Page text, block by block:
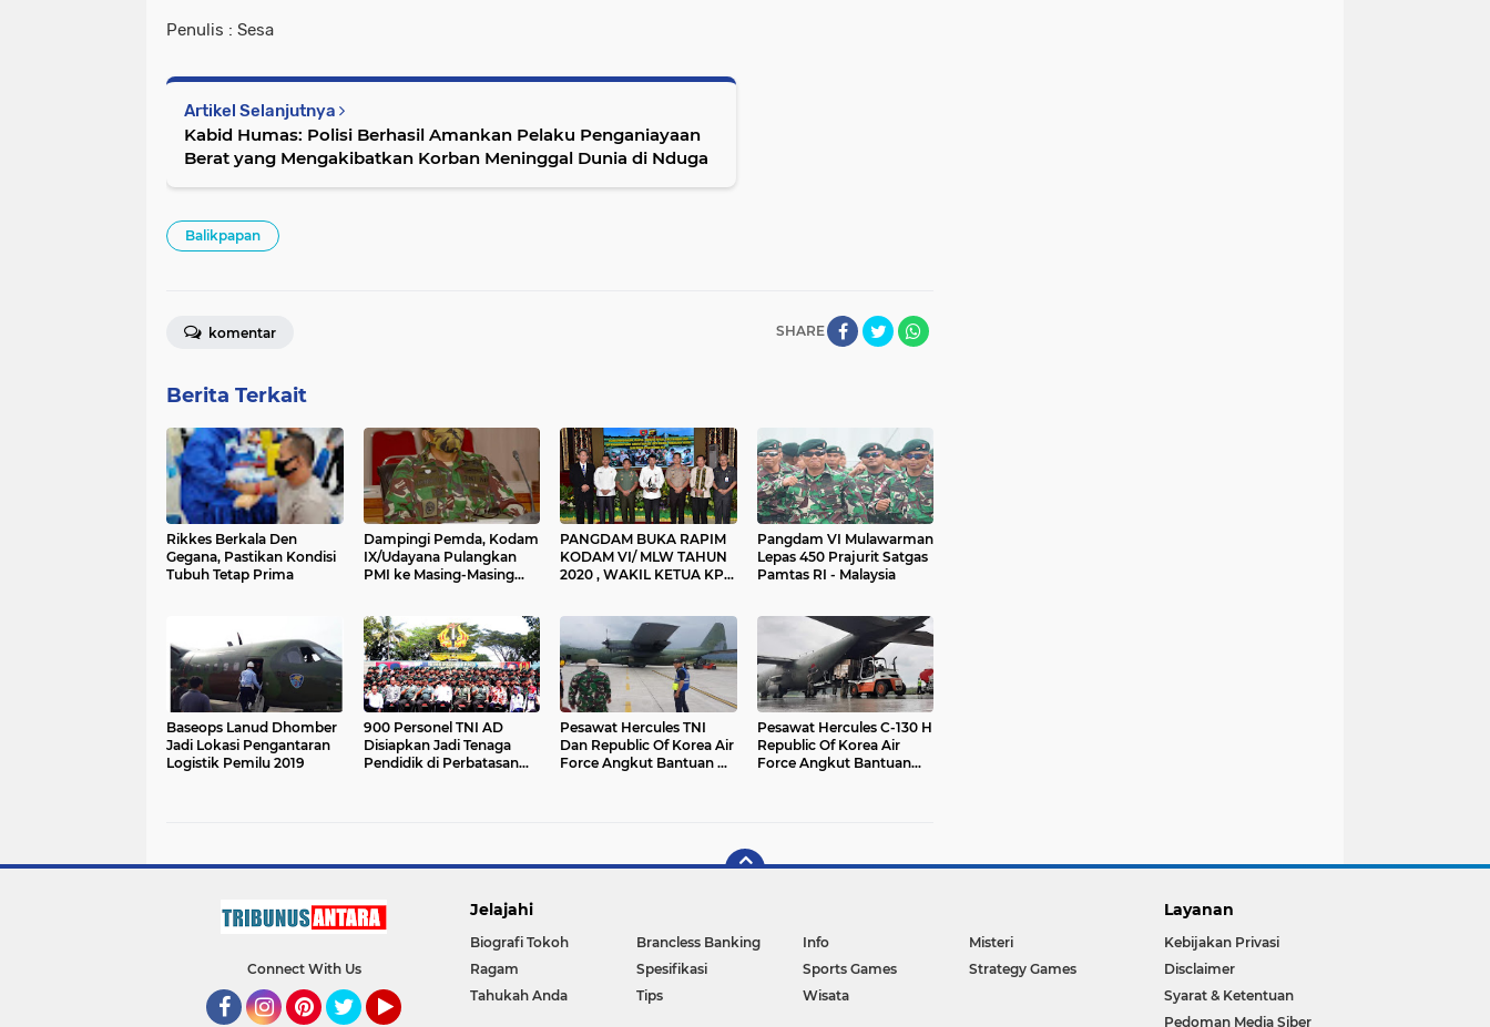
Penulis : Sesa
Artikel Selanjutnya
Kabid Humas: Polisi Berhasil Amankan Pelaku Penganiayaan
Berat yang Mengakibatkan Korban Meninggal Dunia di Nduga
Balikpapan
SHARE
komentar
Berita Terkait
Rikkes Berkala Den
Gegana, Pastikan Kondisi
Tubuh Tetap Prima
Dampingi Pemda, Kodam
IX/Udayana Pulangkan
PMI ke Masing-Masing
PANGDAM BUKA RAPIM
KODAM VI/ MLW TAHUN
2020 , WAKIL KETUA KPK
Pangdam VI Mulawarman
Lepas 450 Prajurit Satgas
Pamtas RI - Malaysia
Baseops Lanud Dhomber
Jadi Lokasi Pengantaran
Logistik Pemilu 2019
900 Personel TNI AD
Disiapkan Jadi Tenaga
Pendidik di Perbatasan
Pesawat Hercules TNI
Dan Republic Of Korea Air
Force Angkut Bantuan Ke
Pesawat Hercules C-130 H
Republic Of Korea Air
Force Angkut Bantuan
Connect With Us
Jelajahi
Biografi Tokoh Brancless Banking Info
Misteri
Ragam
Spesifikasi Sports Games
Strategy Games
Tahukah Anda
Tips Wisata
Layanan
Kebijakan Privasi
Disclaimer
Syarat & Ketentuan
Pedoman Media Siber